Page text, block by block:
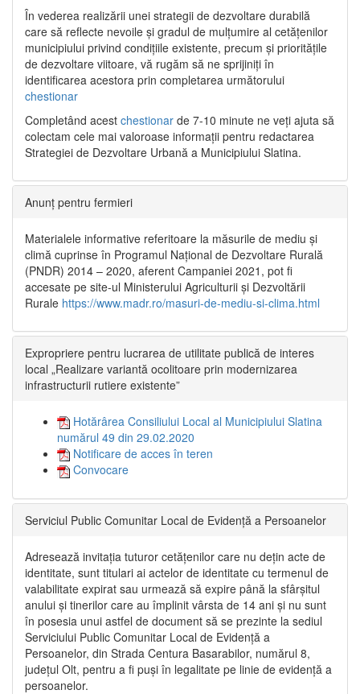
În vederea realizării unei strategii de dezvoltare durabilă
care să reflecte nevoile și gradul de mulțumire al cetățenilor
municipiului privind condițiile existente, precum și prioritățile
de dezvoltare viitoare, vă rugăm să ne sprijiniți în
identificarea acestora prin completarea următorului
chestionar
Completând acest chestionar de 7-10 minute ne veți ajuta să
colectam cele mai valoroase informații pentru redactarea
Strategiei de Dezvoltare Urbană a Municipiului Slatina.
Anunț pentru fermieri
Materialele informative referitoare la măsurile de mediu și
climă cuprinse în Programul Național de Dezvoltare Rurală
(PNDR) 2014 – 2020, aferent Campaniei 2021, pot fi
accesate pe site-ul Ministerului Agriculturii și Dezvoltării
Rurale https://www.madr.ro/masuri-de-mediu-si-clima.html
Expropriere pentru lucrarea de utilitate publică de interes
local „Realizare variantă ocolitoare prin modernizarea
infrastructurii rutiere existente”
Hotărârea Consiliului Local al Municipiului Slatina
numărul 49 din 29.02.2020
Notificare de acces în teren
Convocare
Serviciul Public Comunitar Local de Evidență a Persoanelor
Adresează invitația tuturor cetățenilor care nu dețin acte de
identitate, sunt titulari ai actelor de identitate cu termenul de
valabilitate expirat sau urmează să expire până la sfârșitul
anului și tinerilor care au împlinit vârsta de 14 ani și nu sunt
în posesia unui astfel de document să se prezinte la sediul
Serviciului Public Comunitar Local de Evidență a
Persoanelor, din Strada Centura Basarabilor, numărul 8,
județul Olt, pentru a fi puși în legalitate pe linie de evidență a
persoanelor.